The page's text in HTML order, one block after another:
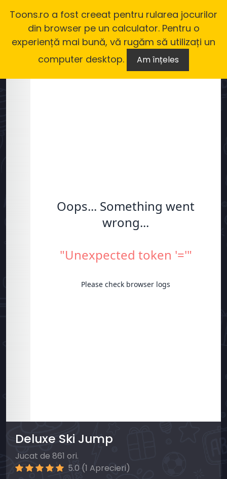
Toons.ro a fost creeat pentru rularea jocurilor
din browser pe un calculator. Pentru o
experiență mai bună, vă rugăm să utilizați un
computer desktop.
Am înțeles
Deluxe Ski Jump
Jucat de 861 ori.
5.0 (1 Aprecieri)